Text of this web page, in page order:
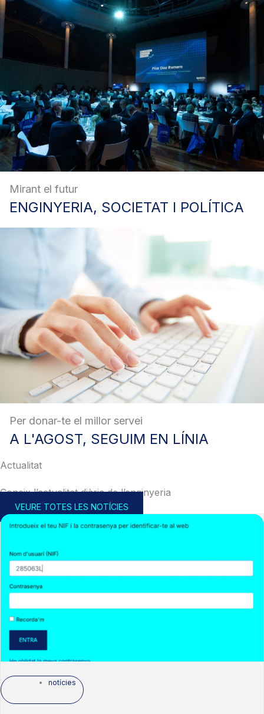
Mirant el futur
ENGINYERIA, SOCIETAT I POLÍTICA
Per donar-te el millor servei
A L'AGOST, SEGUIM EN LÍNIA
Actualitat
Coneix l’actualitat diària de l’enginyeria
VEURE TOTES LES NOTÍCIES
notícies